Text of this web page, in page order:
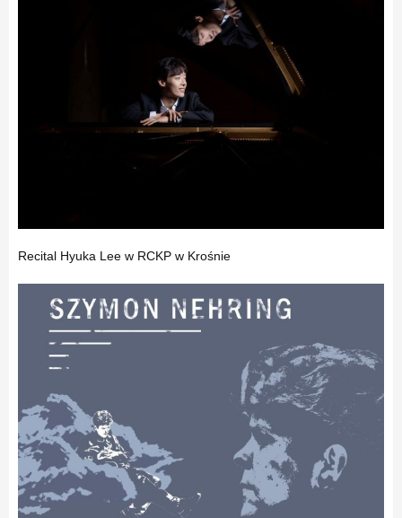
Recital Hyuka Lee w RCKP w Krośnie